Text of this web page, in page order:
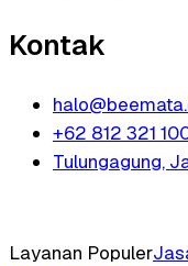
Kontak
+62 812 321
Tulungagung,
Layanan Populer